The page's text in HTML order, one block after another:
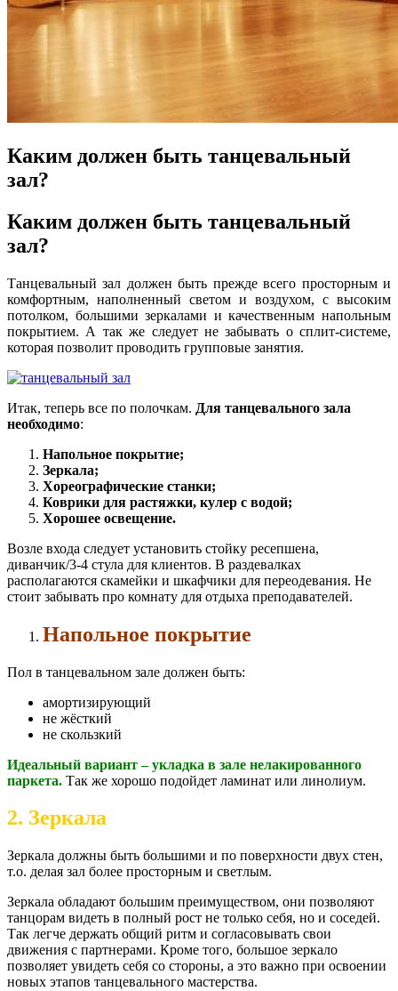
Каким должен быть танцевальный
зал?
Каким должен быть танцевальный
зал?
Танцевальный зал должен быть прежде всего просторным и
комфортным, наполненный светом и воздухом, с высоким
потолком, большими зеркалами и качественным напольным
покрытием. А так же следует не забывать о сплит-системе,
которая позволит проводить групповые занятия.
Итак, теперь все по полочкам. Для танцевального зала
необходимо:
Напольное покрытие;
Зеркала;
Хореографические станки;
Коврики для растяжки, кулер с водой;
Хорошее освещение.
Возле входа следует установить стойку ресепшена,
диванчик/3-4 стула для клиентов. В раздевалках
располагаются скамейки и шкафчики для переодевания. Не
стоит забывать про комнату для отдыха преподавателей.
Напольное покрытие
Пол в танцевальном зале должен быть:
амортизирующий
не жёсткий
не скользкий
Идеальный вариант – укладка в зале нелакированного
паркета. Так же хорошо подойдет ламинат или линолиум.
2. Зеркала
Зеркала должны быть большими и по поверхности двух стен,
т.о. делая зал более просторным и светлым.
Зеркала обладают большим преимуществом, они позволяют
танцорам видеть в полный рост не только себя, но и соседей.
Так легче держать общий ритм и согласовывать свои
движения с партнерами. Кроме того, большое зеркало
позволяет увидеть себя со стороны, а это важно при освоении
новых этапов танцевального мастерства.